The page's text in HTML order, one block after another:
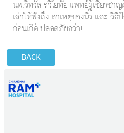
นพ.วิทวัส รวิโยทัย แพทย์ผู้เชี่ยวชา
เล่าให้ฟังถึง สาเหตุของนิ่ว และ วิธี
ก่อนเกิด… ปลอดภัยกว่า!
BACK